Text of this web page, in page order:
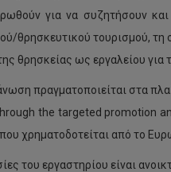
για να συζητήσουν
θρησκευτικού τουρισμού,
θρησκείας ως εργαλείου για
πραγματοποιείται στα
the targeted promotion
χρηματοδοτείται από το
του εργαστηρίου είναι